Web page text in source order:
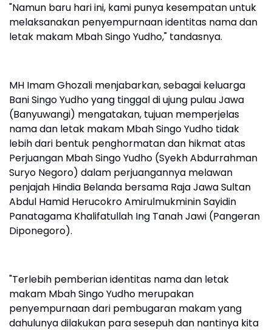
"Namun baru hari ini, kami punya kesempatan untuk
melaksanakan penyempurnaan identitas nama dan
letak makam Mbah Singo Yudho," tandasnya.
MH Imam Ghozali menjabarkan, sebagai keluarga
Bani Singo Yudho yang tinggal di ujung pulau Jawa
(Banyuwangi) mengatakan, tujuan memperjelas
nama dan letak makam Mbah Singo Yudho tidak
lebih dari bentuk penghormatan dan hikmat atas
Perjuangan Mbah Singo Yudho (Syekh Abdurrahman
Suryo Negoro) dalam perjuangannya melawan
penjajah Hindia Belanda bersama Raja Jawa Sultan
Abdul Hamid Herucokro Amirulmukminin Sayidin
Panatagama Khalifatullah Ing Tanah Jawi (Pangeran
Diponegoro).
"Terlebih pemberian identitas nama dan letak
makam Mbah Singo Yudho merupakan
penyempurnaan dari pembugaran makam yang
dahulunya dilakukan para sesepuh dan nantinya kita